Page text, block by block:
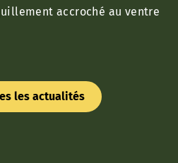
accroché au ventre
les actualités